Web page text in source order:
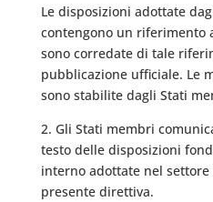
Le disposizioni adottate
contengono un riferimento
sono corredate di tale
pubblicazione ufficiale. Le
sono stabilite dagli Stati
2. Gli Stati membri
testo delle disposizioni
interno adottate nel
presente direttiva.